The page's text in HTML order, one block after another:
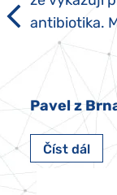
antibiotika.
Pavel z
Číst dál